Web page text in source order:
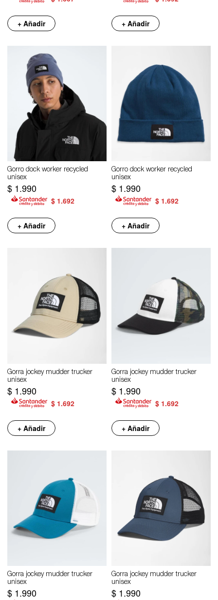
+ Añadir + Añadir
Gorro dock worker recycled
unisex
$ 1.990
$ 1.692
+ Añadir
Gorro dock worker recycled
unisex
$ 1.990
$ 1.692
+ Añadir
Gorra jockey mudder trucker
unisex
$ 1.990
$ 1.692
+ Añadir
Gorra jockey mudder trucker
unisex
$ 1.990
$ 1.692
+ Añadir
Gorra jockey mudder trucker
unisex
$ 1.990
Gorra jockey mudder trucker
unisex
$ 1.990